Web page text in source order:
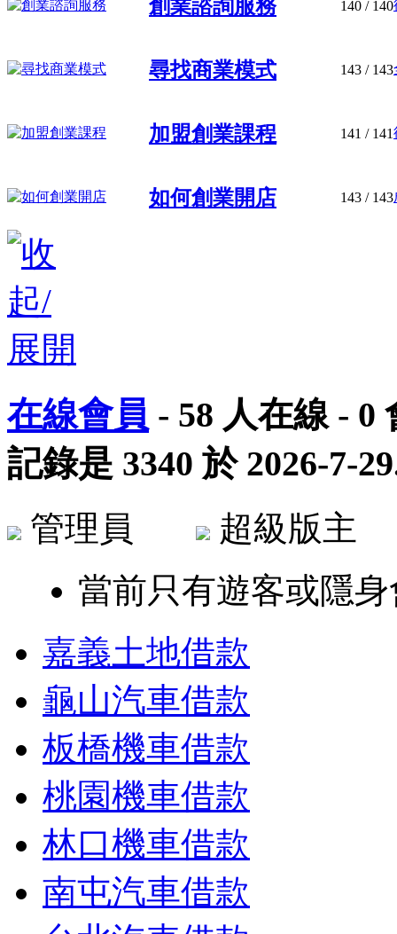
創業諮詢服務 140 / 140
尋找商業模式 143 / 143
加盟創業課程 141 / 141
如何創業開店 143 / 143
在線會員 - 58 人在線 - 0
記錄是 3340 於 2026-7-29
管理員
超級版
當前只有遊客或隱
嘉義土地借款
龜山汽車借款
板橋機車借款
桃園機車借款
林口機車借款
南屯汽車借款